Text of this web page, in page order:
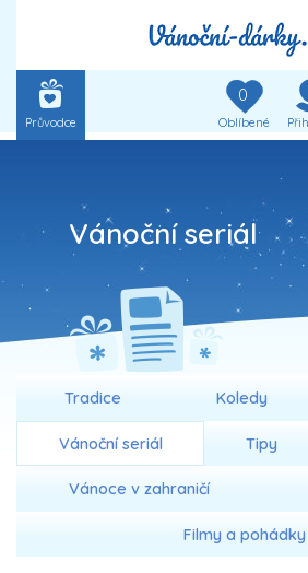
Průvodce
0
Oblíbené
Vánoční seriál
Tradice Koledy
Vánoční seriál Tipy
Vánoce v zahraničí
Filmy a pohádky